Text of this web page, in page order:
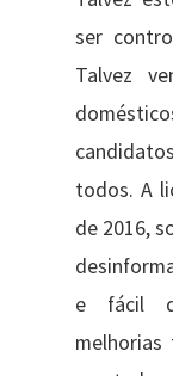
ser
Talvez
todos. A
de 2016,
e fácil